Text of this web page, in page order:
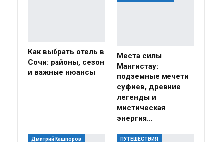
Как выбрать отель в
Сочи: районы, сезон
и важные нюансы
Места силы
Мангистау:
подземные мечети
суфиев, древние
легенды и
мистическая
энергия…
Дмитрий Кашпоров ПУТЕШЕСТВИЯ